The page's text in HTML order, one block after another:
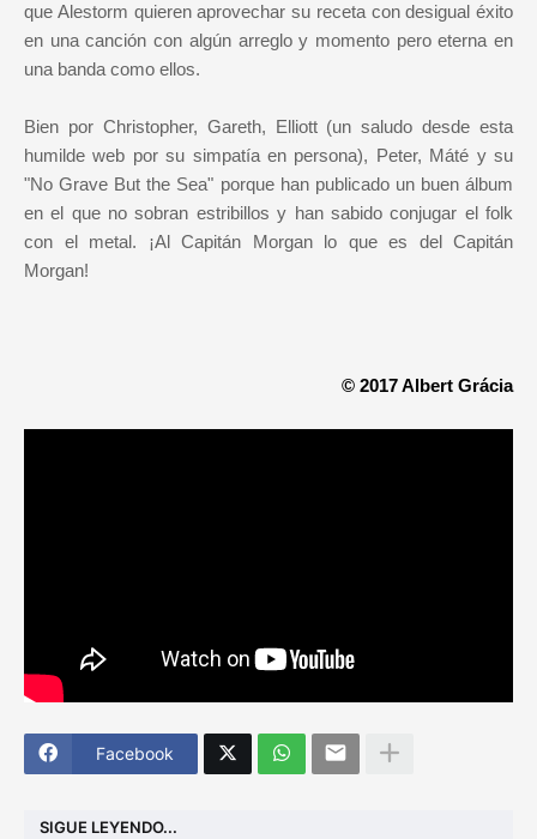
que Alestorm quieren aprovechar su receta con desigual éxito
en una canción con algún arreglo y momento pero eterna en
una banda como ellos.
Bien por Christopher, Gareth, Elliott (un saludo desde esta
humilde web por su simpatía en persona), Peter, Máté y su
"No Grave But the Sea" porque han publicado un buen álbum
en el que no sobran estribillos y han sabido conjugar el folk
con el metal. ¡Al Capitán Morgan lo que es del Capitán
Morgan!
© 2017 Albert Grácia
Facebook
SIGUE LEYENDO...